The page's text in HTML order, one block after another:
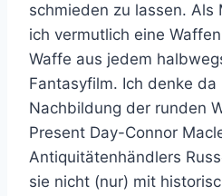
schmieden zu lassen. Als
ich vermutlich eine
Waffe aus jedem
Fantasyfilm. Ich denke da
Nachbildung der runden
Present Day-Connor
Antiquitätenhändlers
sie nicht (nur) mit